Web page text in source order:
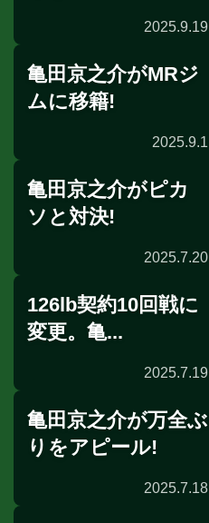
記者会見
2025.9.19
移籍情報
亀田京之介がMRジ
ムに移籍!
2025.9.1
試合結果
亀田京之介がピカ
ソと対決!
2025.7.20
前日計量
126lb契約10回戦に
変更。亀...
2025.7.19
亀田京之介が万全ぶ
りをアピール!
2025.7.18